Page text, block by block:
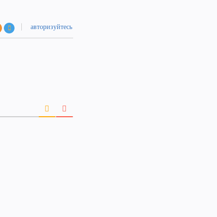
авторизуйтесь